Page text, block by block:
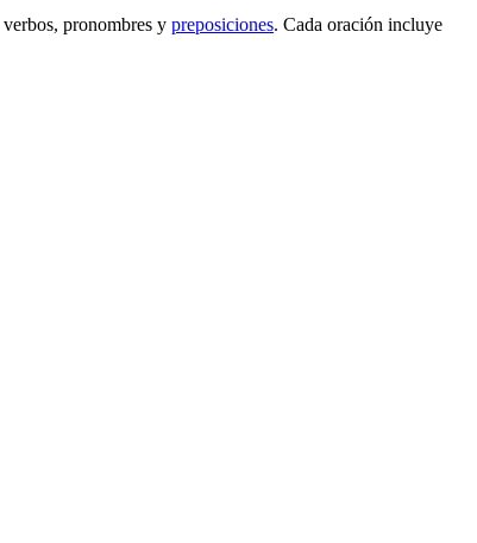
pronombres y preposiciones. Cada oración incluye